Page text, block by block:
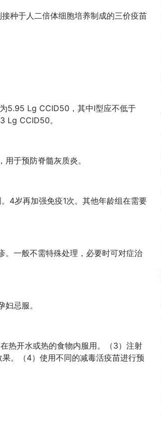
种于人二倍体细胞培养制成的三价疫苗
5.95 Lg CCID50，其中Ⅰ型应不低于
Lg CCID50。
于预防脊髓灰质炎。
4岁再加强免疫1次。其他年龄组在需要
。一般不需特殊处理，必要时可对症治
忌服。
热开水或热的食物内服用。（3）注射
。（4）使用不同的减毒活疫苗进行预